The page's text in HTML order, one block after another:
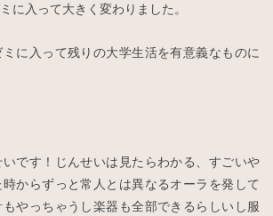
に入って大きく変わりました。
に入って残りの大学生活を有意義なものに
です！じんせいは見たらわかる、すごいや
からずっと常人とは異なるオーラを発して
やっちゃうし楽器も全部できるらしいし服